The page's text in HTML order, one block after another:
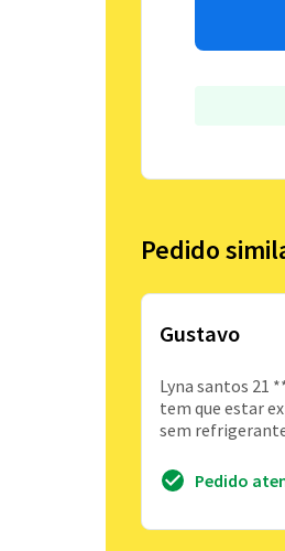
Pedido
Gustavo
Lyna santos 21
tem que estar
sem
Pedido